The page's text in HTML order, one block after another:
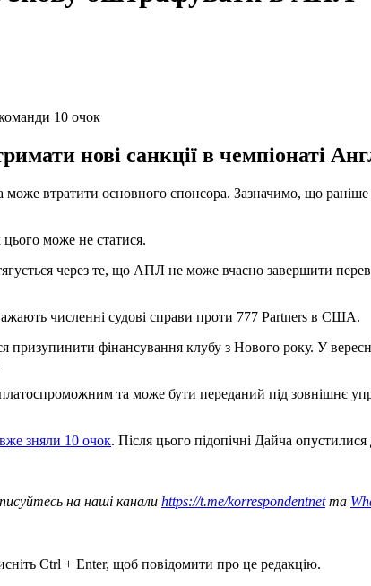
10 очок
нові санкції в чемпіонаті
втратити основного спонсора. Зазначимо, що
може не статися.
через те, що АПЛ не може вчасно завершити
численні судові справи проти 777 Partners в США.
призупинити фінансування клубу з Нового року. У
та може бути переданий під зовнішнє
зняли 10 очок. Після цього підопічні Дайча
на наші канали https://t.me/korrespondentnetта
Ctrl + Enter, щоб повідомити про це редакцію.